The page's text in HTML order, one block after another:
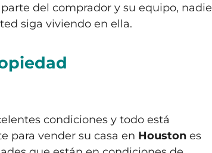
del comprador y su equipo, nadie
siga viviendo en ella.
condiciones y todo está
para vender su casa en Houston es